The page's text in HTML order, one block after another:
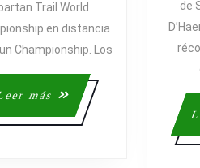
SALOMON
MARATÓ
PIRINEU
Trail World
en distancia
Championship. Los
más
Leer
más
de